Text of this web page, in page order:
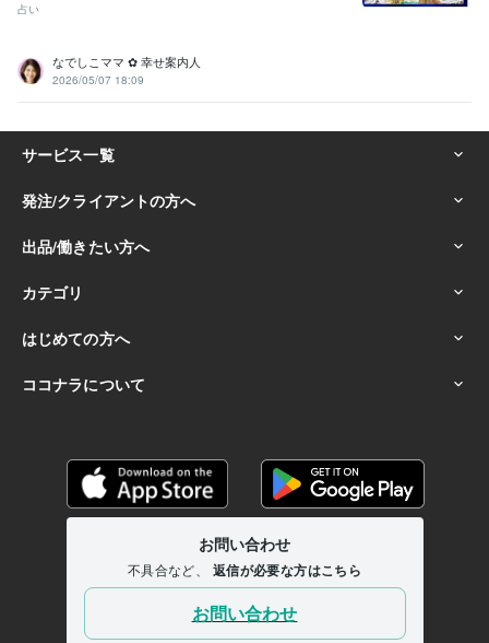
占い
なでしこママ ✿ 幸せ案内人
2026/05/07 18:09